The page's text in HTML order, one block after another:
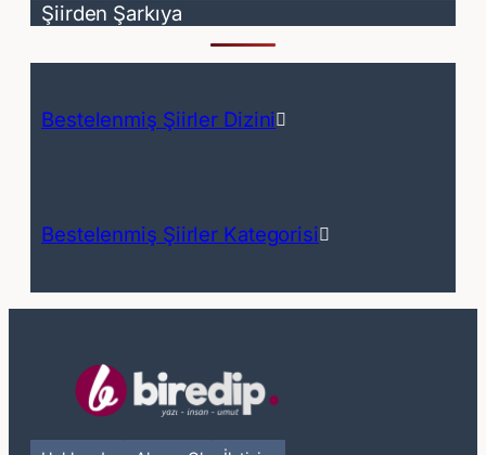
Şiirden Şarkıya
Bestelenmiş Şiirler Dizini
Bestelenmiş Şiirler Kategorisi